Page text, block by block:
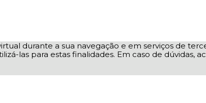
durante a sua navegação e em serviços de
las para estas finalidades. Em caso de dúvidas,